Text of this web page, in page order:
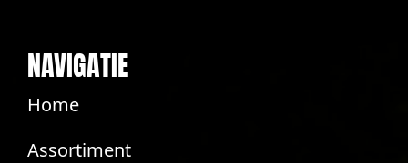
NAVIGATIE
Home
Assortiment